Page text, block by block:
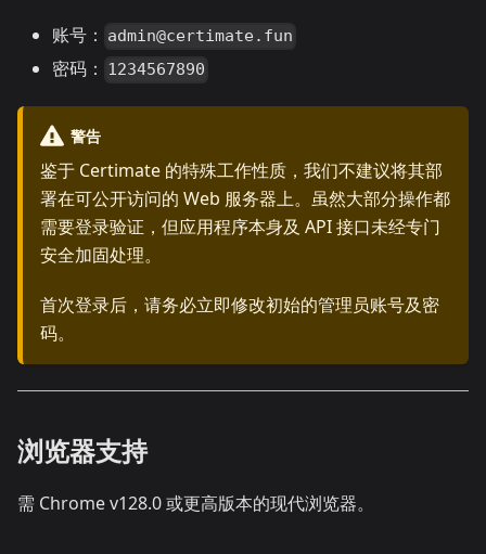
账号： admin@certimate.fun
密码： 1234567890
警告
鉴于 Certimate 的特殊工作性质，我们不建议将其部
署在可公开访问的 Web 服务器上。虽然大部分操作都
需要登录验证，但应用程序本身及 API 接口未经专门
安全加固处理。
首次登录后，请务必立即修改初始的管理员账号及密
码。
浏览器支持
需 Chrome v128.0 或更高版本的现代浏览器。